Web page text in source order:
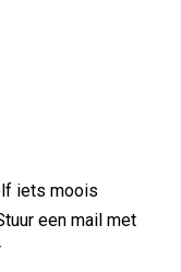
iets moois
een mail met